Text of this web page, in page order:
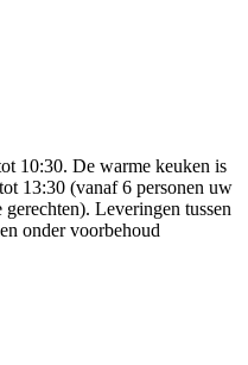
10:30. De warme keuken is
13:30 (vanaf 6 personen uw
Leveringen tussen
onder voorbehoud